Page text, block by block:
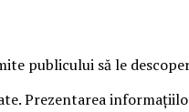
publicului să le
Prezentarea